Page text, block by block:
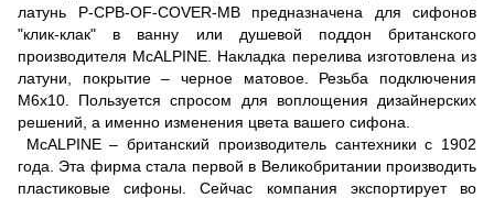
латунь P-CPB-OF-COVER-MB предназначена для сифонов
"клик-клак" в ванну или душевой поддон британского
производителя McALPINE. Накладка перелива изготовлена ​​из
латуни, покрытие – черное матовое. Резьба подключения
M6х10. Пользуется спросом для воплощения дизайнерских
решений, а именно изменения цвета вашего сифона.
McALPINE – британский производитель сантехники с 1902
года. Эта фирма стала первой в Великобритании производить
пластиковые сифоны. Сейчас компания экспортирует во